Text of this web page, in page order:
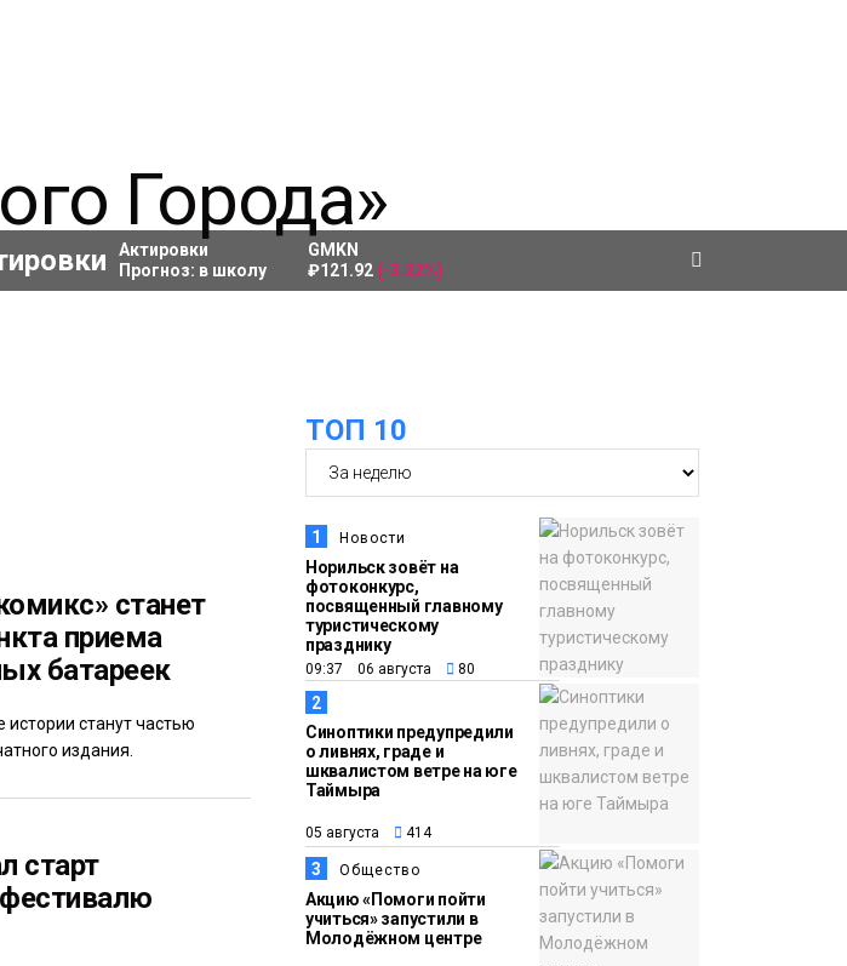
Актировки
Прогноз: в школу
GMKN
₽121.92 (-3.22%)
станет
приема
батареек
станут частью
издания.
старт
ТОП 10
1 Новости
Норильск зовёт на
фотоконкурс,
посвященный главному
туристическому
празднику
09:37 06 августа 80
2
Синоптики предупредили
о ливнях, граде и
шквалистом ветре на юге
Таймыра
05 августа 414
3 Общество
Акцию «Помоги пойти
учиться» запустили в
Молодёжном центре